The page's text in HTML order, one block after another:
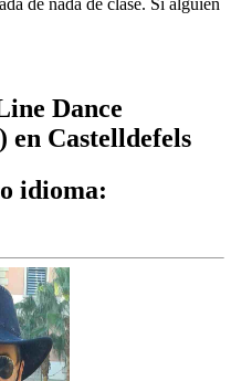
de nada de clase. Si alguien
Dance
Castelldefels
idioma: